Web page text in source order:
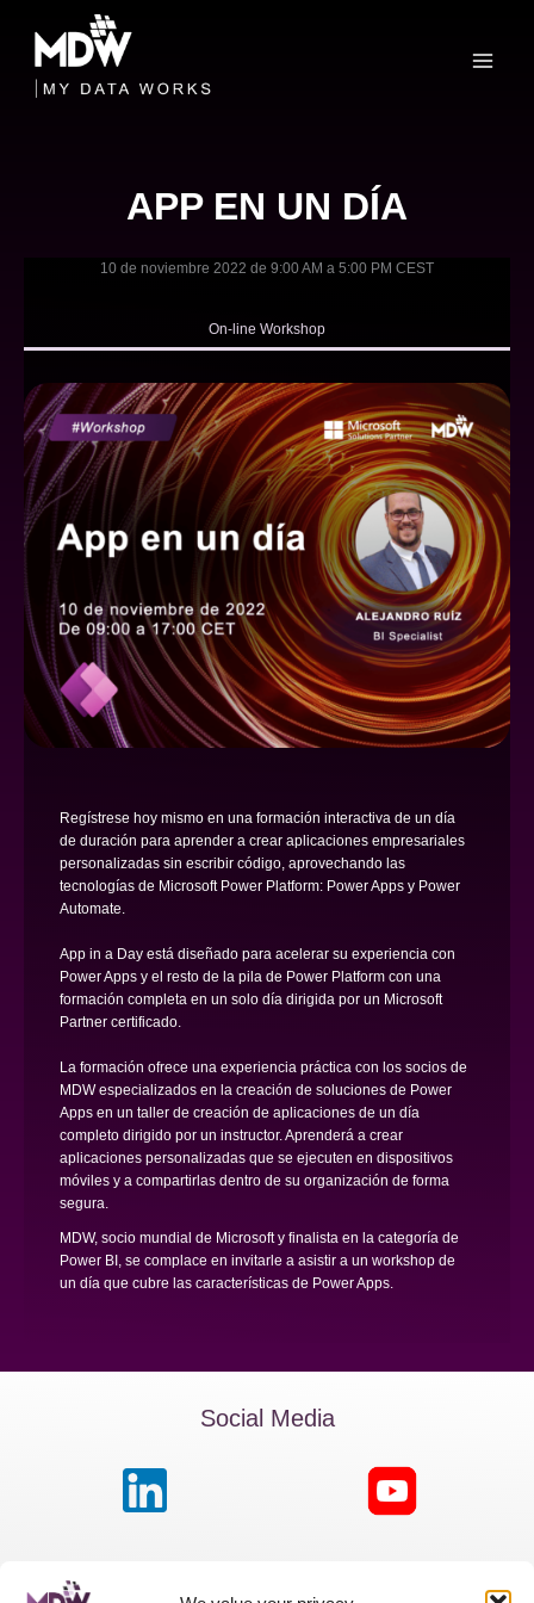
content
APP EN UN DÍA
10 de noviembre 2022 de 9:00 AM a 5:00 PM CEST
On-line Workshop
Regístrese hoy mismo en una formación interactiva de un día
de duración para aprender a crear aplicaciones empresariales
personalizadas sin escribir código, aprovechando las
tecnologías de Microsoft Power Platform: Power Apps y Power
Automate.
App in a Day está diseñado para acelerar su experiencia con
Power Apps y el resto de la pila de Power Platform con una
formación completa en un solo día dirigida por un Microsoft
Partner certificado.
La formación ofrece una experiencia práctica con los socios de
MDW especializados en la creación de soluciones de Power
Apps en un taller de creación de aplicaciones de un día
completo dirigido por un instructor. Aprenderá a crear
aplicaciones personalizadas que se ejecuten en dispositivos
móviles y a compartirlas dentro de su organización de forma
segura.
MDW, socio mundial de Microsoft y finalista en la categoría de
Power BI, se complace en invitarle a asistir a un workshop de
un día que cubre las características de Power Apps.
Social Media